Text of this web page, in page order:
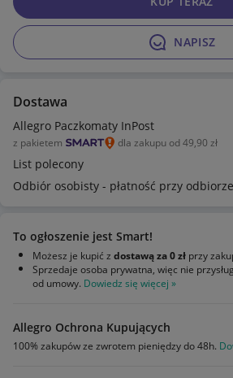
NAPISZ
Dostawa
Allegro Paczkomaty InPost
z pakietem dla zakupu od 49,90 zł
List polecony
Odbiór osobisty - płatność przy odbiorze
To ogłoszenie jest Smart!
Możesz je kupić z dostawą za 0 zł przy
Sprzedaje osoba prywatna, więc nie
od umowy. Dowiedz się więcej »
Allegro Ochrona Kupujących
100% zakupów ze zwrotem pieniędzy do 48h.